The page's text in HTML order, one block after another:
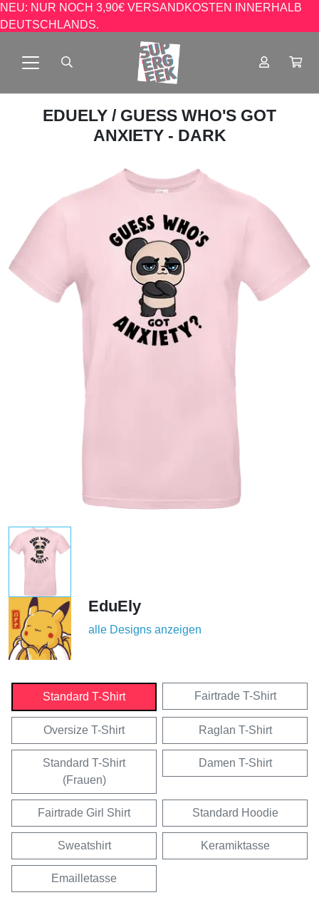
NEU: NUR NOCH 3,90€ VERSANDKOSTEN INNERHALB
DEUTSCHLANDS.
EDUELY / GUESS WHO'S GOT
ANXIETY - DARK
EduEly
alle Designs anzeigen
Standard T-Shirt Fairtrade T-Shirt
Oversize T-Shirt Raglan T-Shirt
Standard T-Shirt
(Frauen)
Damen T-Shirt
Fairtrade Girl Shirt Standard Hoodie
Sweatshirt Keramiktasse
Emailletasse